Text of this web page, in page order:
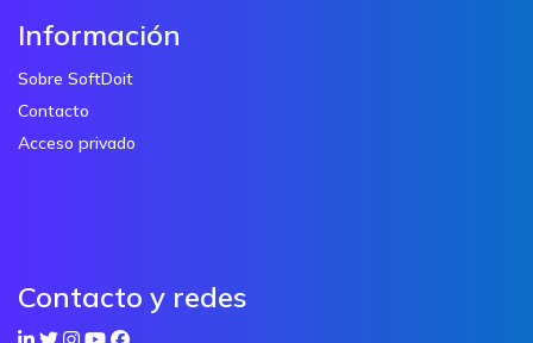
Información
Sobre SoftDoit
Contacto
Acceso privado
Contacto y redes